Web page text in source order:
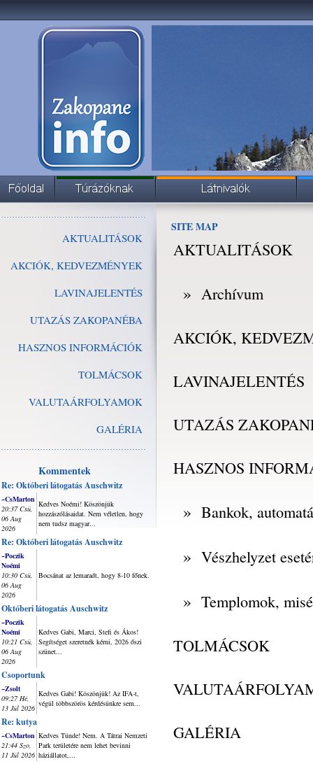
AKTUALITÁSOK
AKCIÓK, KEDVEZMÉNYEK
LAVINAJELENTÉS
UTAZÁS ZAKOPANÉBA
HASZNOS INFORMÁCIÓK
TOLMÁCSOK
VALUTAÁRFOLYAMOK
GALÉRIA
Kommentek
Re: Októberi látogatás Auschwitz
~CsMarton
20:37 Csü,
06 Aug
2026
Kedves Noémi! Köszönjük
hozzászólásaidat. Nem véletlen, hogy
nem tudsz magyar...
Re: Októberi látogatás Auschwitz
~Poczik
Noémi
10:30 Csü,
06 Aug
2026
Bocsánat az lemaradt, hogy 8-10 főnek.
Októberi látogatás Auschwitz
~Poczik
Noémi
10:21 Csü,
06 Aug
2026
Kedves Gabi, Marci, Stefi és Ákos!
Segítséget szeretnék kérni, 2026 őszi
szünet...
Csoportunk
~Zsolt
09:27 Hé,
13 Júl 2026
Kedves Gabi! Köszönjük! Az IFA-t,
végül többszörös kérdésünkre sem...
Re: kutya
~CsMarton
21:44 Szo,
11 Júl 2026
Kedves Tünde! Nem. A Tátrai Nemzeti
Park területére nem lehet bevinni
háziállatot,...
SITE MAP
AKTUALITÁSOK
» Archívum
AKCIÓK,
LAVINAJELENTÉS
UTAZÁS
HASZNOS
» Bankok,
» Vészhelyzet
» Templomok,
TOLMÁCSOK
GALÉRIA